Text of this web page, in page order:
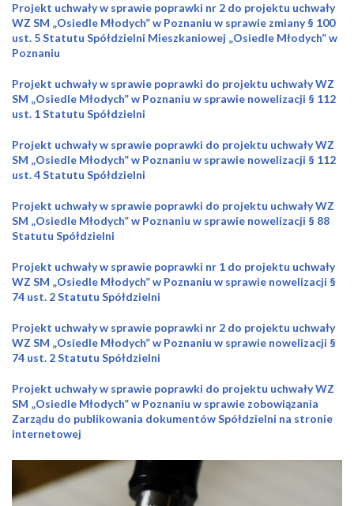
Projekt uchwały w sprawie poprawki nr 2 do projektu uchwały
WZ SM „Osiedle Młodych” w Poznaniu w sprawie zmiany § 100
ust. 5 Statutu Spółdzielni Mieszkaniowej „Osiedle Młodych” w
Poznaniu
Projekt uchwały w sprawie poprawki do projektu uchwały WZ
SM „Osiedle Młodych” w Poznaniu w sprawie nowelizacji § 112
ust. 1 Statutu Spółdzielni
Projekt uchwały w sprawie poprawki do projektu uchwały WZ
SM „Osiedle Młodych” w Poznaniu w sprawie nowelizacji § 112
ust. 4 Statutu Spółdzielni
Projekt uchwały w sprawie poprawki do projektu uchwały WZ
SM „Osiedle Młodych” w Poznaniu w sprawie nowelizacji § 88
Statutu Spółdzielni
Projekt uchwały w sprawie poprawki nr 1 do projektu uchwały
WZ SM „Osiedle Młodych” w Poznaniu w sprawie nowelizacji §
74 ust. 2 Statutu Spółdzielni
Projekt uchwały w sprawie poprawki nr 2 do projektu uchwały
WZ SM „Osiedle Młodych” w Poznaniu w sprawie nowelizacji §
74 ust. 2 Statutu Spółdzielni
Projekt uchwały w sprawie poprawki do projektu uchwały WZ
SM „Osiedle Młodych” w Poznaniu w sprawie zobowiązania
Zarządu do publikowania dokumentów Spółdzielni na stronie
internetowej